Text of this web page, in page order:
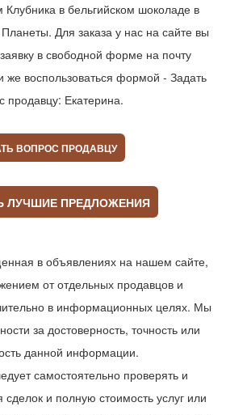
в бельгийском шоколаде в
Для заказа у нас на сайте вы
в свободной форме на почту
же воспользоваться формой - Задать
продавцу: Екатерина.
ВОПРОС ПРОДАВЦУ
ЛУЧШИЕ ПРЕДЛОЖЕНИЯ
в объявлениях на нашем сайте,
от отдельных продавцов и
в информационных целях. Мы
за достоверность, точность или
данной информации.
самостоятельно проверять и
сделок и полную стоимость услуг или